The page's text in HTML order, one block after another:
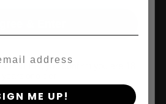
Varejistas
ENTER, you confirm you are 18
ME UP!